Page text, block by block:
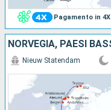
Pagamento in 4X
Nieuw Statendam